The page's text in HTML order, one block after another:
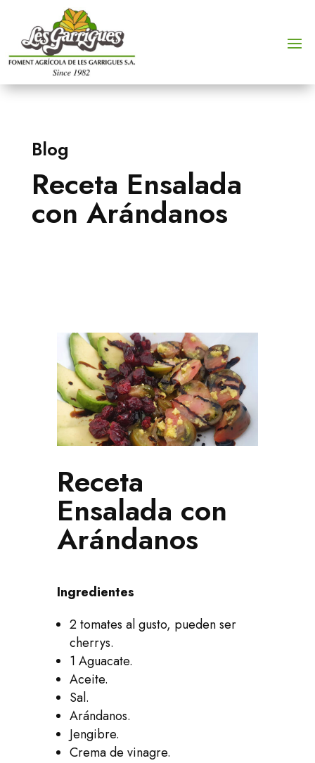
Blog
Receta Ensalada
con Arándanos
Receta
Ensalada con
Arándanos
Ingredientes
2 tomates al gusto, pueden ser
cherrys.
1 Aguacate.
Aceite.
Sal.
Arándanos.
Jengibre.
Crema de vinagre.